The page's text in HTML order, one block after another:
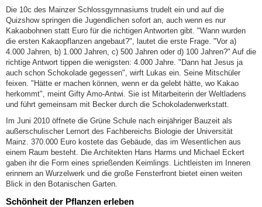
Die 10c des Mainzer Schlossgymnasiums trudelt ein und auf die
Quizshow springen die Jugendlichen sofort an, auch wenn es nur
Kakaobohnen statt Euro für die richtigen Antworten gibt. "Wann wurden
die ersten Kakaopflanzen angebaut?", lautet die erste Frage. "Vor a)
4.000 Jahren, b) 1.000 Jahren, c) 500 Jahren oder d) 100 Jahren?" Auf die
richtige Antwort tippen die wenigsten: 4.000 Jahre. "Dann hat Jesus ja
auch schon Schokolade gegessen", wirft Lukas ein. Seine Mitschüler
feixen. "Hätte er machen können, wenn er da gelebt hätte, wo Kakao
herkommt", meint Gifty Amo-Antwi. Sie ist Mitarbeiterin der Weltladens
und führt gemeinsam mit Becker durch die Schokoladenwerkstatt.
Im Juni 2010 öffnete die Grüne Schule nach einjähriger Bauzeit als
außerschulischer Lernort des Fachbereichs Biologie der Universität
Mainz. 370.000 Euro kostete das Gebäude, das im Wesentlichen aus
einem Raum besteht. Die Architekten Hans Harms und Michael Eckert
gaben ihr die Form eines sprießenden Keimlings. Lichtleisten im Inneren
erinnern an Wurzelwerk und die große Fensterfront bietet einen weiten
Blick in den Botanischen Garten.
Schönheit der Pflanzen erleben